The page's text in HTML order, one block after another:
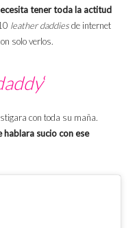
tener toda la actitud
leather daddiesde internet
solo verlos.
‘
con toda su maña.
sucio con ese